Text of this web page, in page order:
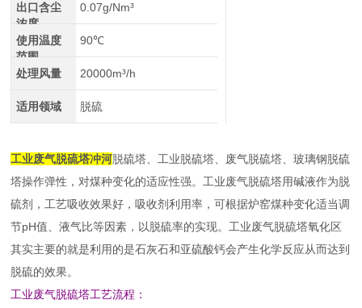
出口含尘
浓度
0.07g/Nm³
使用温度
范围
90℃
处理风量 20000m³/h
适用领域 脱硫
工业废气脱硫塔冲河脱硫塔、工业脱硫塔、废气脱硫塔、玻璃钢脱硫
塔操作弹性，对煤种变化的适应性强。工业废气脱硫塔用碱液作为脱
硫剂，工艺吸收效果好，吸收剂利用率，可根据炉窑煤种变化适当调
节pH值、液气比等因素，以脱硫率的实现。工业废气脱硫塔氧化区
其实主要的就是利用的是石灰石和亚硫酸钙会产生化学反应从而达到
脱硫的效果。
工业废气脱硫塔工艺流程：